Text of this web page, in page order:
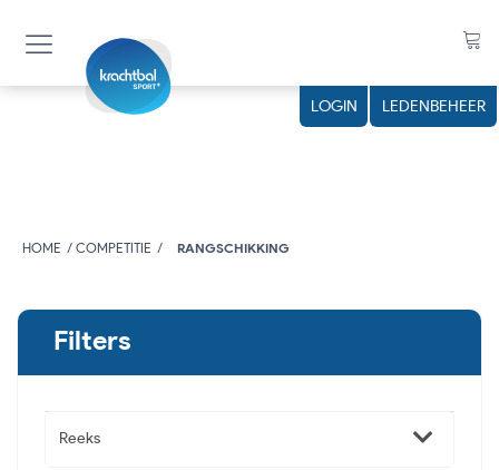
LOGIN LEDENBEHEER
HOME COMPETITIE RANGSCHIKKING
Filters
Reeks